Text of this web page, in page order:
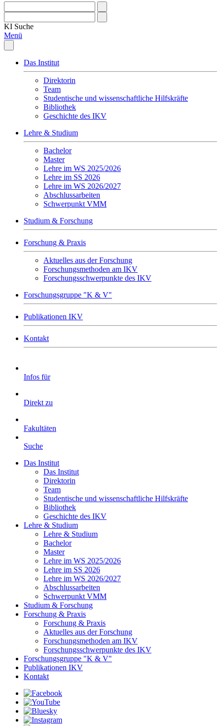
KI Suche
Menü
Das Institut
Direktorin
Team
Studentische und wissenschaftliche Hilfskräfte
Bibliothek
Geschichte des IKV
Lehre & Studium
Bachelor
Master
Lehre im WS 2025/2026
Lehre im SS 2026
Lehre im WS 2026/2027
Abschlussarbeiten
Schwerpunkt VMM
Studium & Forschung
Forschung & Praxis
Aktuelles aus der Forschung
Forschungsmethoden am IKV
Forschungsschwerpunkte des IKV
Forschungsgruppe "K & V"
Publikationen IKV
Kontakt
Infos für
Direkt zu
Fakultäten
Suche
Das Institut
Das Institut
Direktorin
Team
Studentische und wissenschaftliche Hilfskräfte
Bibliothek
Geschichte des IKV
Lehre & Studium
Lehre & Studium
Bachelor
Master
Lehre im WS 2025/2026
Lehre im SS 2026
Lehre im WS 2026/2027
Abschlussarbeiten
Schwerpunkt VMM
Studium & Forschung
Forschung & Praxis
Forschung & Praxis
Aktuelles aus der Forschung
Forschungsmethoden am IKV
Forschungsschwerpunkte des IKV
Forschungsgruppe "K & V"
Publikationen IKV
Kontakt